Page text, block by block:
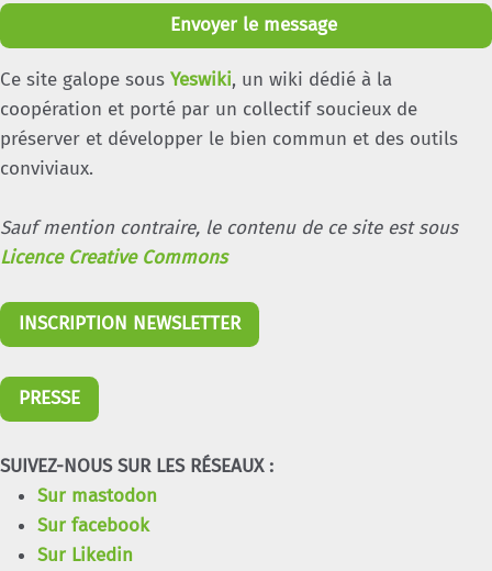
Envoyer le message
Ce site galope sous Yeswiki, un wiki dédié à la
coopération et porté par un collectif soucieux de
préserver et développer le bien commun et des outils
conviviaux.
Sauf mention contraire, le contenu de ce site est sous
Licence Creative Commons
INSCRIPTION NEWSLETTER
PRESSE
SUIVEZ-NOUS SUR LES RÉSEAUX :
Sur mastodon
Sur facebook
Sur Likedin